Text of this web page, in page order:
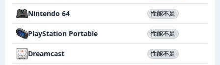
Nintendo 64 性能不足
PlayStation Portable 性能不足
Dreamcast 性能不足